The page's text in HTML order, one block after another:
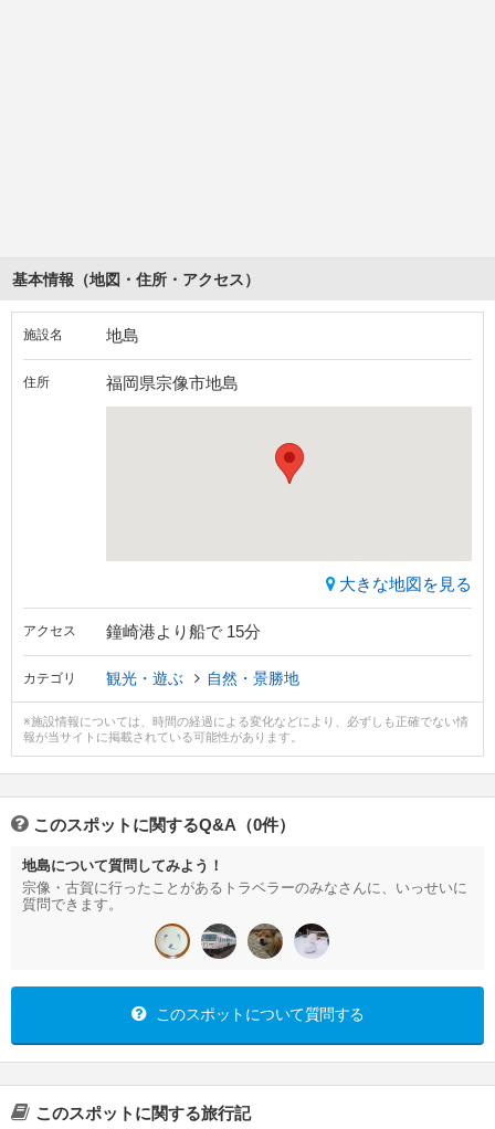
基本情報（地図・住所・アクセス）
施設名 地島
住所 福岡県宗像市地島
大きな地図を見る
アクセス 鐘崎港より船で 15分
カテゴリ 観光・遊ぶ 自然・景勝地
※施設情報については、時間の経過による変化などにより、必ずしも正確でない情
報が当サイトに掲載されている可能性があります。
このスポットに関するQ&A（0件）
地島について質問してみよう！
宗像・古賀に行ったことがあるトラベラーのみなさんに、いっせいに
質問できます。
このスポットについて質問する
このスポットに関する旅行記